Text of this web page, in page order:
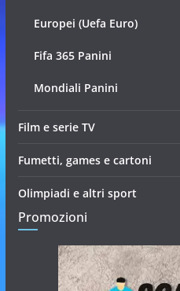
Europei (Uefa Euro)
Fifa 365 Panini
Mondiali Panini
Film e serie TV
Fumetti, games e cartoni
Olimpiadi e altri sport
Promozioni